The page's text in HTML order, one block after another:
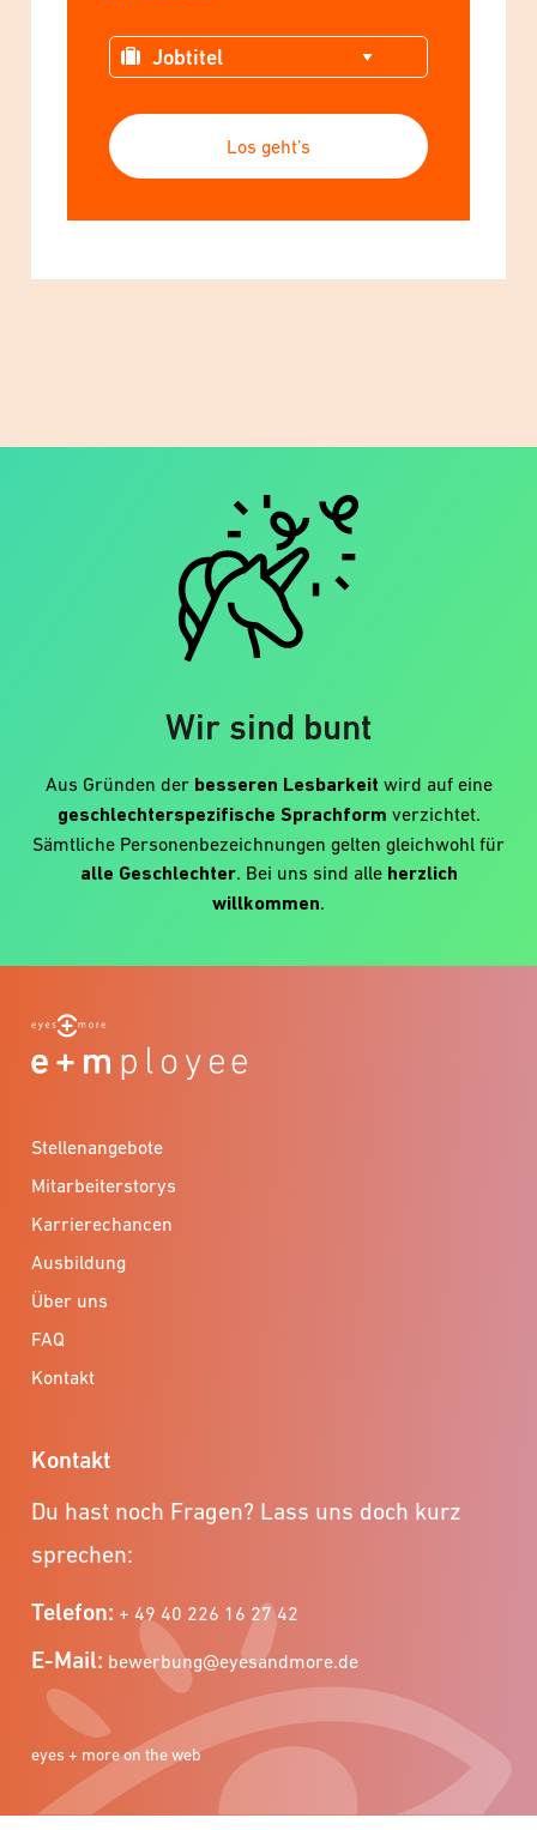
Los geht’s
Wir sind bunt
Aus Gründen der besseren Lesbarkeit wird auf eine
geschlechterspezifische Sprachform verzichtet.
Sämtliche Personenbezeichnungen gelten gleichwohl für
alle Geschlechter. Bei uns sind alle herzlich
willkommen.
Stellenangebote
Mitarbeiterstorys
Karrierechancen
Ausbildung
Über uns
FAQ
Kontakt
Kontakt
Du hast noch Fragen? Lass uns doch kurz
sprechen:
Telefon: + 49 40 226 16 27 42
E-Mail: bewerbung@eyesandmore.de
eyes + more on the web